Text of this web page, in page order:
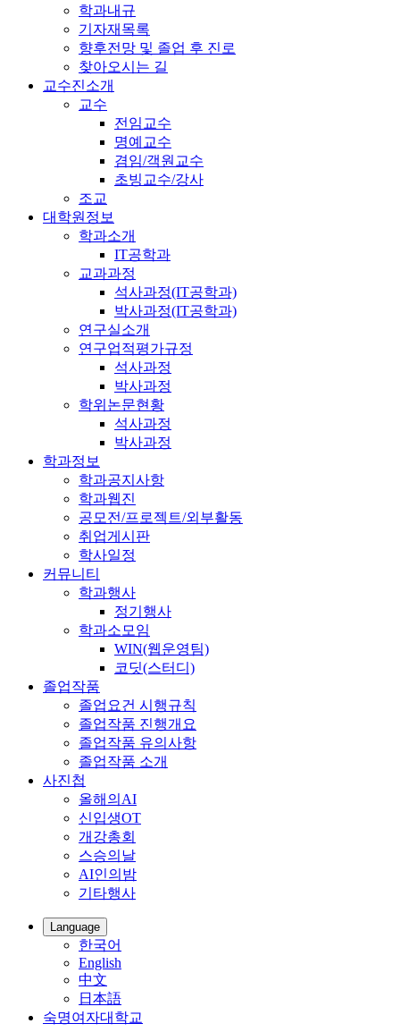
학과내규
기자재목록
향후전망 및 졸업 후 진로
찾아오시는 길
교수진소개
교수
전임교수
명예교수
겸임/객원교수
초빙교수/강사
조교
대학원정보
학과소개
IT공학과
교과과정
석사과정(IT공학과)
박사과정(IT공학과)
연구실소개
연구업적평가규정
석사과정
박사과정
학위논문현황
석사과정
박사과정
학과정보
학과공지사항
학과웹진
공모전/프로젝트/외부활동
취업게시판
학사일정
커뮤니티
학과행사
정기행사
학과소모임
WIN(웹운영팀)
코딧(스터디)
졸업작품
졸업요건 시행규칙
졸업작품 진행개요
졸업작품 유의사항
졸업작품 소개
사진첩
올해의AI
신입생OT
개강총회
스승의날
AI인의밤
기타행사
Language
한국어
English
中文
日本語
숙명여자대학교